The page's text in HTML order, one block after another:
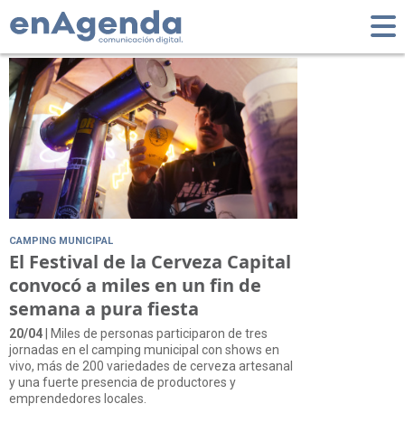
Tag: Cerveza
CAMPING MUNICIPAL
El Festival de la Cerveza Capital
convocó a miles en un fin de
semana a pura fiesta
20/04 | Miles de personas participaron de tres
jornadas en el camping municipal con shows en
vivo, más de 200 variedades de cerveza artesanal
y una fuerte presencia de productores y
emprendedores locales.